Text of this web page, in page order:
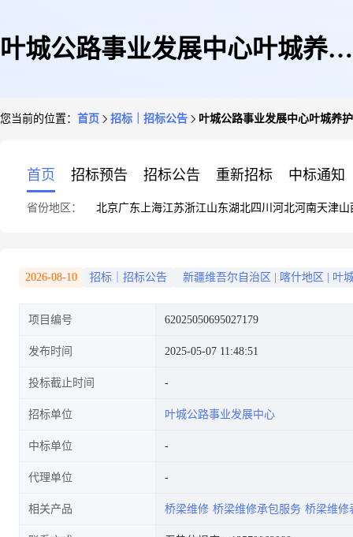
叶城公路事业发展中心叶城养护
您当前的位置： 首页 招标｜招标公告 叶城公路事业发展中心叶城养
首页 招标预告 招标公告 重新招标 中标通知
省份地区： 北京广东 上海江苏浙江山东湖北四川 河北河南天津山
2026-08-10 招标｜招标公告 新疆维吾尔自治区 喀什地区 叶
项目编号 62025050695027179
发布时间 2025-05-07 11:48:51
投标截止时间
招标单位 叶城公路事业发展中心
中标单位
代理单位
相关产品 桥梁维修 桥梁维修承包服务 桥梁维修